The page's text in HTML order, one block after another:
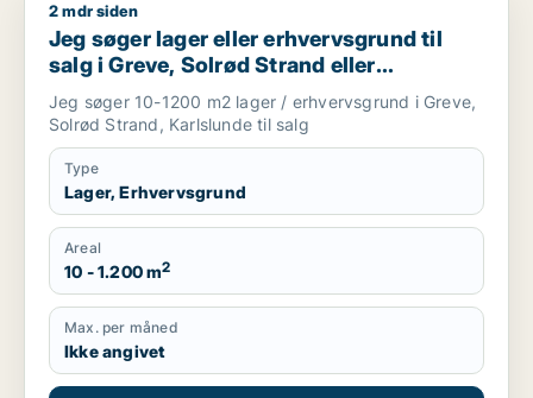
Jeg søger lager eller erhvervsgrund til salg i Greve, Solrød
2 mdr siden
Jeg søger lager eller erhvervsgrund til
salg i Greve, Solrød Strand eller
Karlslunde
Jeg søger 10-1200 m2 lager / erhvervsgrund i Greve,
Solrød Strand, Karlslunde til salg
Type
Lager, Erhvervsgrund
Areal
10 - 1.200 m2
Max. per måned
Ikke angivet